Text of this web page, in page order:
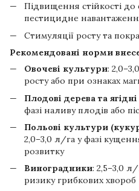
Підвищення стійкості до
пестицидне
Стимуляції росту та
Рекомендовані норми
Овочеві культури:
росту або при ознаках
Плодові дерева та
фазі наливу плодів або
Польові культури
2,0–3,0 л/га у фазі
розвитку
Виноградники: 2,5–3,0 л/
ризику грибкових хвороб